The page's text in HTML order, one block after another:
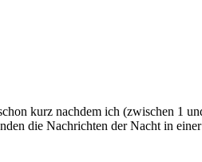
kurz nachdem ich (zwischen 1
die Nachrichten der Nacht in